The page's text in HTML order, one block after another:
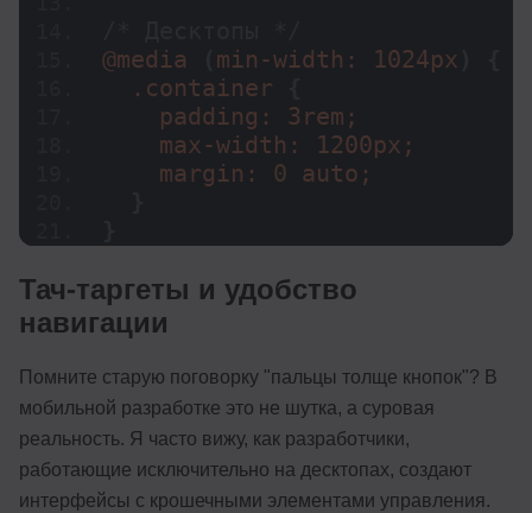
@media min-width: 1024px
  .container
    padding: 3rem;
    max-width: 1200px;
    margin:
0 auto;
Тач-таргеты и удобство
навигации
Помните старую поговорку "пальцы толще кнопок"? В
мобильной разработке это не шутка, а суровая
реальность. Я часто вижу, как разработчики,
работающие исключительно на десктопах, создают
интерфейсы с крошечными элементами управления.